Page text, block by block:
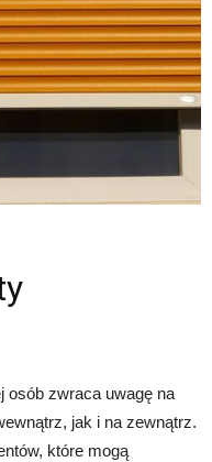
osób zwraca uwagę na
jak i na zewnątrz.
które mogą